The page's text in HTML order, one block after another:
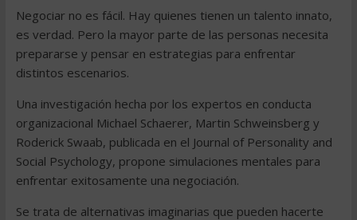
Negociar no es fácil. Hay quienes tienen un talento innato,
es verdad. Pero la mayor parte de las personas necesita
prepararse y pensar en estrategias para enfrentar
distintos escenarios.
Una investigación hecha por los expertos en conducta
organizacional Michael Schaerer, Martin Schweinsberg y
Roderick Swaab, publicada en el Journal of Personality and
Social Psychology, propone simulaciones mentales para
enfrentar exitosamente una negociación.
Se trata de alternativas imaginarias que pueden hacerte